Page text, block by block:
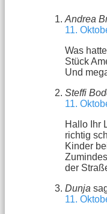
Andrea
11.
Was
Stück
Und
Steffi
11.
Hallo Ihr
richtig
Kinder
der
Dunja
11.